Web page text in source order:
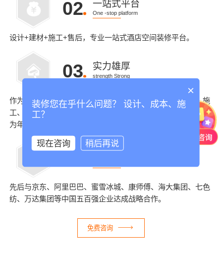
02 一站式平台
One -stop platform
设计+建材+施工+售后，专业一站式酒店空间装修平台。
03 实力雄厚
strength Strong
作为多家大型企业的年框战略合作伙伴，能满足其在付款、施
工、技术及材料的严格要求，同时因配合度高，被多家企业评
为年度最佳合作伙伴。
04 大企业优选
先后与京东、阿里巴巴、蜜雪冰城、康师傅、海大集团、七色
纺、万达集团等中国五百强企业达成战略合作。
免费咨询
×
装修您在乎什么问题？ 设计、成本、施
工？
现在咨询 稍后再说